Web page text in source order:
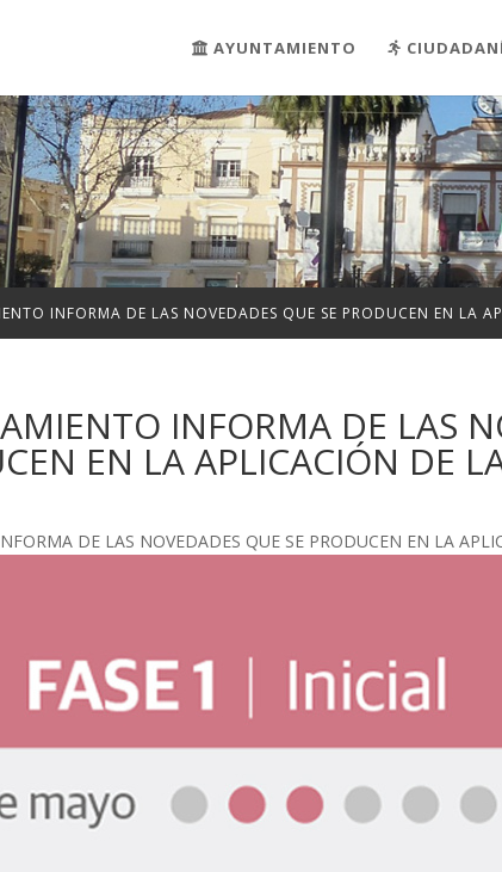
AYUNTAMIENTO
INFORMA DE LAS NOVEDADES QUE SE PRODUCEN EN LA
INFORMA DE LAS
EN LA APLICACIÓN DE
DE LAS NOVEDADES QUE SE PRODUCEN EN LA